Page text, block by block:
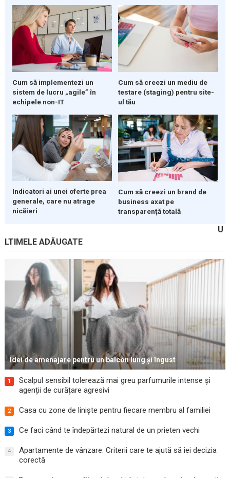
Cum să implementezi un
sistem de lucru „agile” în
echipele non-IT
Cum să creezi un mediu de
testare (staging) pentru site-
ul tău
Indicatori ai unei oferte prea
generale, care nu atrage
nicăieri
Cum să creezi un brand de
business axat pe
transparență totală
U
LTIMELE ADĂUGATE
Idei de amenajare pentru un balcon lung și îngust
1
Scalpul sensibil tolerează mai greu parfumurile intense și
agenții de curățare agresivi
2 Casa cu zone de liniște pentru fiecare membru al familiei
3 Ce faci când te îndepărtezi natural de un prieten vechi
4
Apartamente de vânzare: Criterii care te ajută să iei decizia
corectă